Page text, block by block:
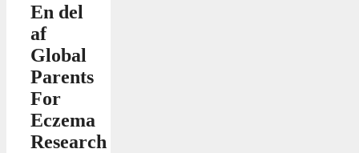
En del
af
Global
Parents
For
Eczema
Research